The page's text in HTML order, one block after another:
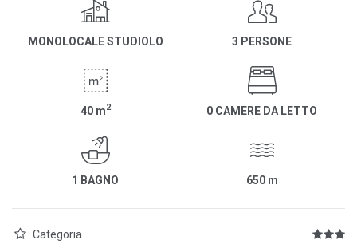
MONOLOCALE STUDIOLO 3 PERSONE
40 m2 0 CAMERE DA LETTO
1 BAGNO 650 m
Categoria